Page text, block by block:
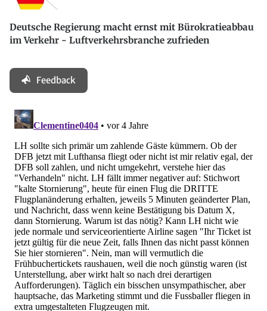
Deutsche Regierung macht ernst mit Bürokratieabbau
im Verkehr - Luftverkehrsbranche zufrieden
Feedback